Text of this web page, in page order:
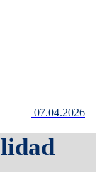
07.04.2026